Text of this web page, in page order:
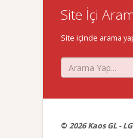
Site İçi
Site içinde arama
© 2026 Kaos GL -